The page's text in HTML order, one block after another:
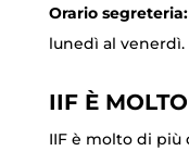
Orario segreteria:
lunedì al venerdì.
IIF È
IIF è molto di più